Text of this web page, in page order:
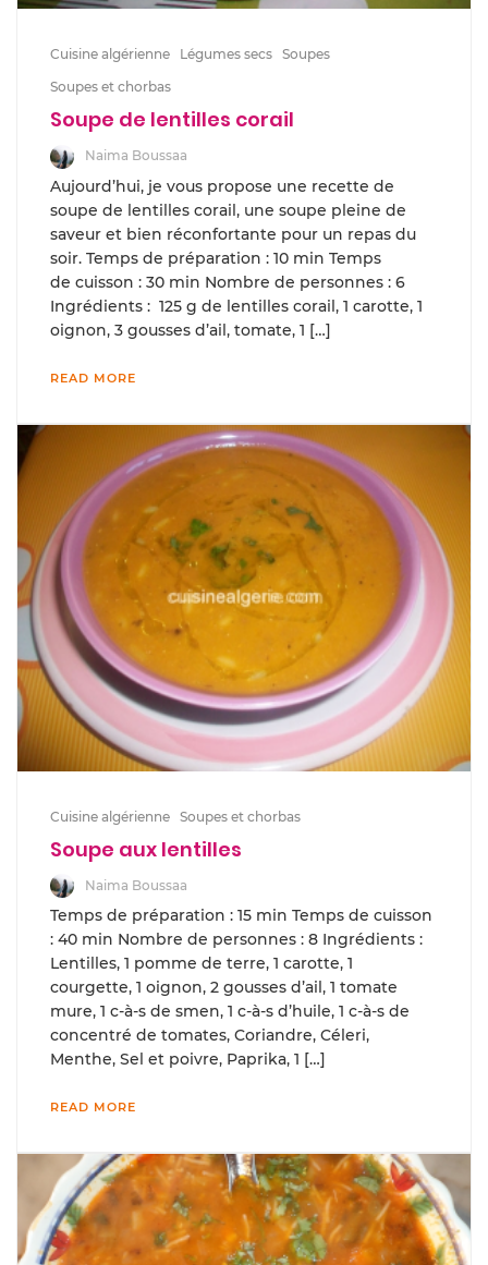
Cuisine algérienne Légumes secs Soupes
Soupes et chorbas
Soupe de lentilles corail
Naima Boussaa
Aujourd’hui, je vous propose une recette de
soupe de lentilles corail, une soupe pleine de
saveur et bien réconfortante pour un repas du
soir. Temps de préparation : 10 min Temps
de cuisson : 30 min Nombre de personnes : 6
Ingrédients : 125 g de lentilles corail, 1 carotte, 1
oignon, 3 gousses d’ail, tomate, 1 […]
READ MORE
Cuisine algérienne Soupes et chorbas
Soupe aux lentilles
Naima Boussaa
Temps de préparation : 15 min Temps de cuisson
: 40 min Nombre de personnes : 8 Ingrédients :
Lentilles, 1 pomme de terre, 1 carotte, 1
courgette, 1 oignon, 2 gousses d’ail, 1 tomate
mure, 1 c-à-s de smen, 1 c-à-s d’huile, 1 c-à-s de
concentré de tomates, Coriandre, Céleri,
Menthe, Sel et poivre, Paprika, 1 […]
READ MORE